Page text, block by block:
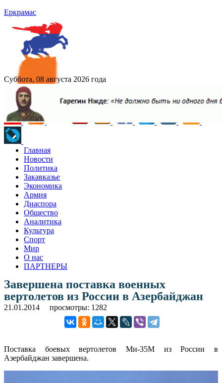
Еркрамас
Суббота, 08 августа 2026 года
Главная
Новости
Политика
Закавказье
Экономика
Армия
Диаспора
Общество
Аналитика
Культура
Спорт
Мир
О нас
ПАРТНЕРЫ
Завершена поставка военных
вертолетов из России в Азербайджан
21.01.2014 просмотры: 1282
Поставка боевых вертолетов Ми-35М из России в
Азербайджан завершена.